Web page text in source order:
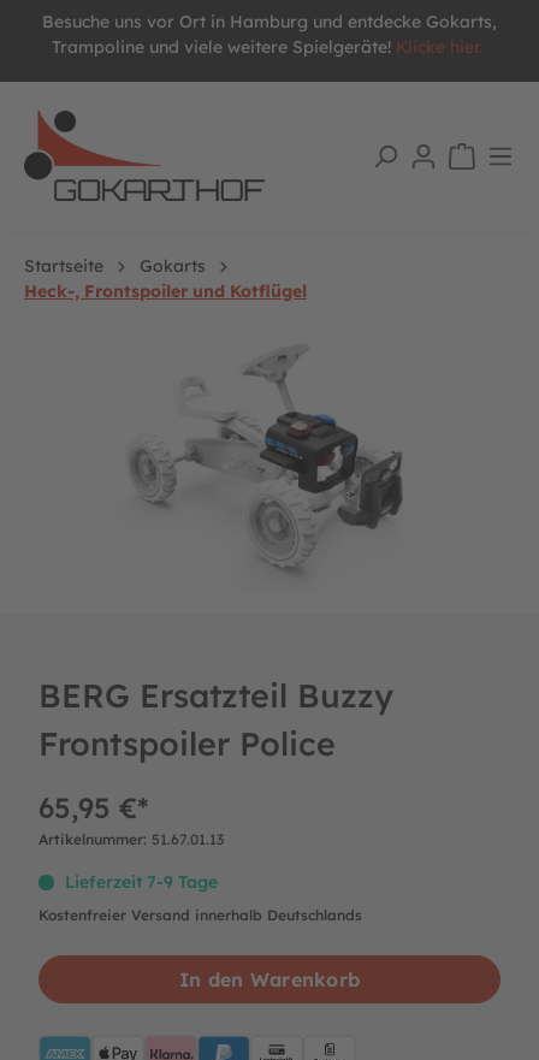
springen
Besuche uns vor Ort in Hamburg und entdecke Gokarts,
Trampoline und viele weitere Spielgeräte! Klicke hier.
Startseite
Gokarts
Heck-, Frontspoiler und Kotflügel
BERG Ersatzteil Buzzy
Frontspoiler Police
65,95 €*
Artikelnummer: 51.67.01.13
Lieferzeit 7-9 Tage
Kostenfreier Versand innerhalb Deutschlands
In den Warenkorb
ApplePayKlarna PayPalBlueLastschrift